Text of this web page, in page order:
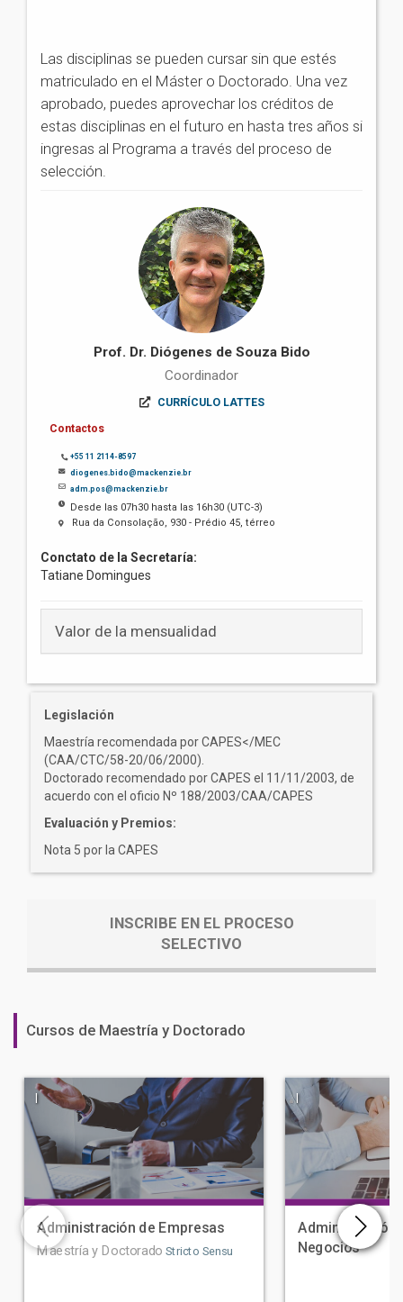
Las disciplinas se pueden cursar sin que estés
matriculado en el Máster o Doctorado. Una vez
aprobado, puedes aprovechar los créditos de
estas disciplinas en el futuro en hasta tres años si
ingresas al Programa a través del proceso de
selección.
Prof. Dr. Diógenes de Souza Bido
Coordinador
CURRÍCULO LATTES
Contactos
+55 11 2114-8597
diogenes.bido@mackenzie.br
adm.pos@mackenzie.br
Desde las 07h30 hasta las 16h30 (UTC-3)
Rua da Consolação, 930 - Prédio 45, térreo
Conctato de la Secretaría:
Tatiane Domingues
Valor de la mensualidad
Legislación
Maestría recomendada por CAPES</MEC
(CAA/CTC/58-20/06/2000).
Doctorado recomendado por CAPES el 11/11/2003, de
acuerdo con el oficio Nº 188/2003/CAA/CAPES
Evaluación y Premios:
Nota 5 por la CAPES
INSCRIBE EN EL PROCESO
SELECTIVO
Cursos de Maestría y Doctorado
|
Administración de Empresas
Maestría y Doctorado Stricto Sensu
|
Administración
Negocios